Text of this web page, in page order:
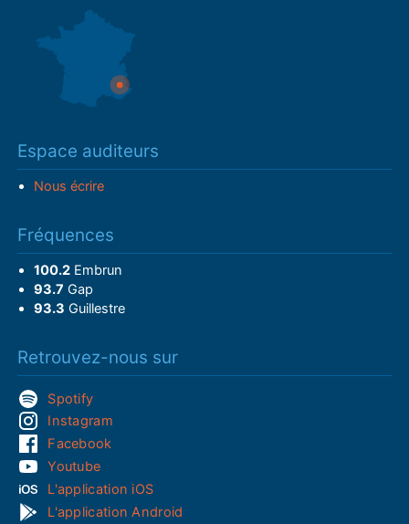
Espace auditeurs
Nous écrire
Fréquences
100.2Embrun
93.7 Gap
93.3 Guillestre
Retrouvez-nous sur
Spotify
Instagram
Facebook
Youtube
L'application iOS
L'application Android